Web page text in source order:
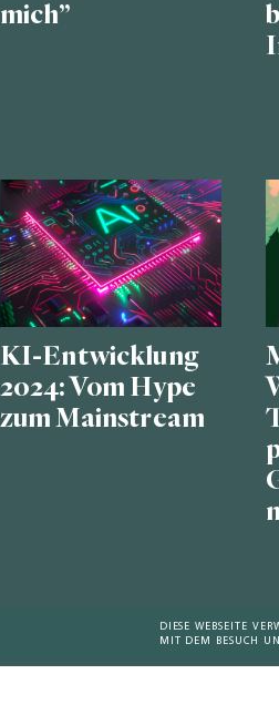
mich”
KI-Entwicklung
2024: Vom Hype
zum Mainstream
DIESE WEBSEITE
MIT DEM BESUCH